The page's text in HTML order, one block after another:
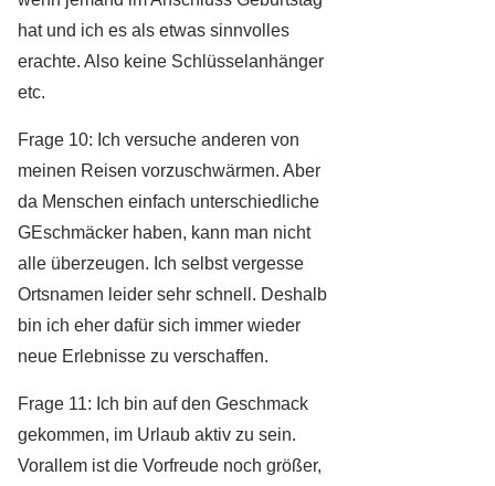
hat und ich es als etwas sinnvolles
erachte. Also keine Schlüsselanhänger
etc.
Frage 10: Ich versuche anderen von
meinen Reisen vorzuschwärmen. Aber
da Menschen einfach unterschiedliche
GEschmäcker haben, kann man nicht
alle überzeugen. Ich selbst vergesse
Ortsnamen leider sehr schnell. Deshalb
bin ich eher dafür sich immer wieder
neue Erlebnisse zu verschaffen.
Frage 11: Ich bin auf den Geschmack
gekommen, im Urlaub aktiv zu sein.
Vorallem ist die Vorfreude noch größer,